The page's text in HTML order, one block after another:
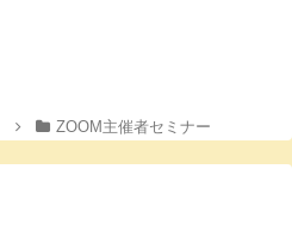
ZOOM主催者セミナー